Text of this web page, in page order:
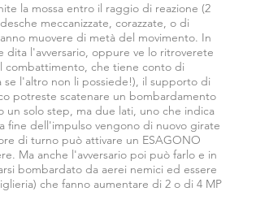
la mossa entro il raggio di reazione (2
meccanizzate, corazzate, o di
muovere di metà del movimento. In
dita l'avversario, oppure ve lo ritroverete
combattimento, che tiene conto di
se l'altro non li possiede!), il supporto di
potreste scatenare un bombardamento
un solo step, ma due lati, uno che indica
fine dell'impulso vengono di nuovo girate
di turno può attivare un ESAGONO
Ma anche l'avversario poi può farlo e in
bombardato da aerei nemici ed essere
che fanno aumentare di 2 o di 4 MP